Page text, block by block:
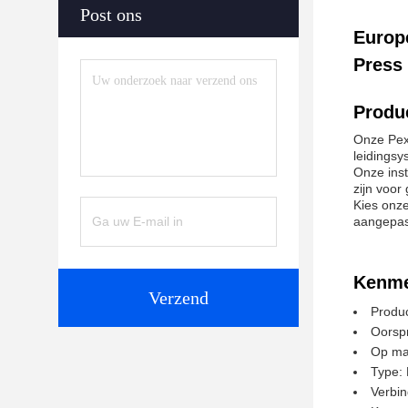
Post ons
Verzend
Onze
Onze
zijn voor
Kies
Op
Type: